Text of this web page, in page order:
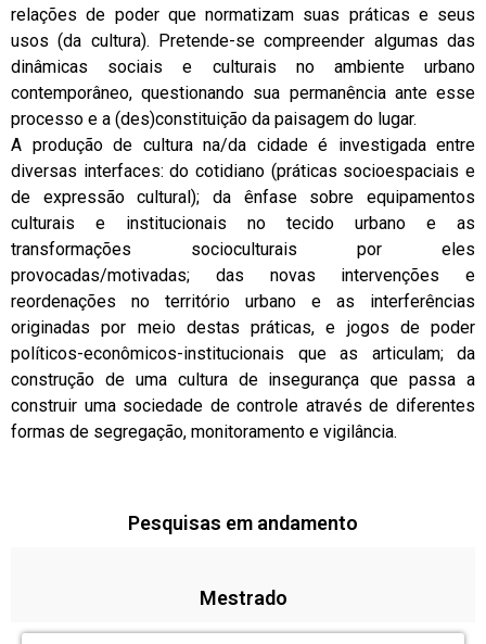
relações de poder que normatizam suas práticas e seus
usos (da cultura). Pretende-se compreender algumas das
dinâmicas sociais e culturais no ambiente urbano
contemporâneo, questionando sua permanência ante esse
processo e a (des)constituição da paisagem do lugar.
A produção de cultura na/da cidade é investigada entre
diversas interfaces: do cotidiano (práticas socioespaciais e
de expressão cultural); da ênfase sobre equipamentos
culturais e institucionais no tecido urbano e as
transformações socioculturais por eles
provocadas/motivadas; das novas intervenções e
reordenações no território urbano e as interferências
originadas por meio destas práticas, e jogos de poder
políticos-econômicos-institucionais que as articulam; da
construção de uma cultura de insegurança que passa a
construir uma sociedade de controle através de diferentes
formas de segregação, monitoramento e vigilância.
Pesquisas em andamento
Mestrado